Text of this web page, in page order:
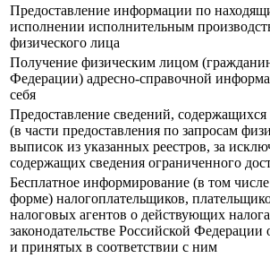
Предоставление информации по
исполнении исполнительным
физического лица
Получение физическим лицом
Федерации) адресно-справочной
себя
Предоставление сведений,
(в части предоставления по запросам
выписок из указанных реестров, за
содержащих сведения ограниченного
Бесплатное информирование (в том
форме) налогоплательщиков,
налоговых агентов о действующих
законодательстве Российской Федерации
и принятых в соответствии с ним